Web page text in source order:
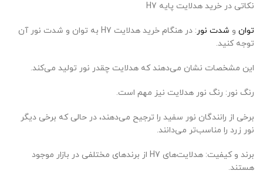
نکاتی در خرید هدلایت پایه H7
توان و شدت نور
: در هنگام خرید هدلایت H7 به توان و شدت نور آن
توجه کنید.
این مشخصات نشان می‌دهند که هدلایت چقدر نور تولید می‌کند.
رنگ نور: رنگ نور هدلایت نیز مهم است.
برخی از رانندگان نور سفید را ترجیح می‌دهند، در حالی که برخی دیگر
نور زرد را مناسب‌تر می‌دانند.
برند و کیفیت: هدلایت‌های H7 از برندهای مختلفی در بازار موجود
هستند.